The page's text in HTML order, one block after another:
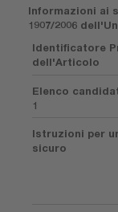
Informazioni ai
1907/2006
Identificatore
dell'Articolo
Elenco
1
Istruzioni per
sicuro